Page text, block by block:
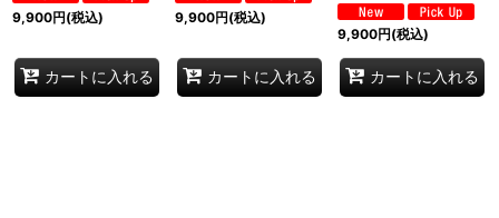
9,900円(税込)
カートに入れる
9,900円(税込)
カートに入れる
9,900円(税込)
カートに入れる